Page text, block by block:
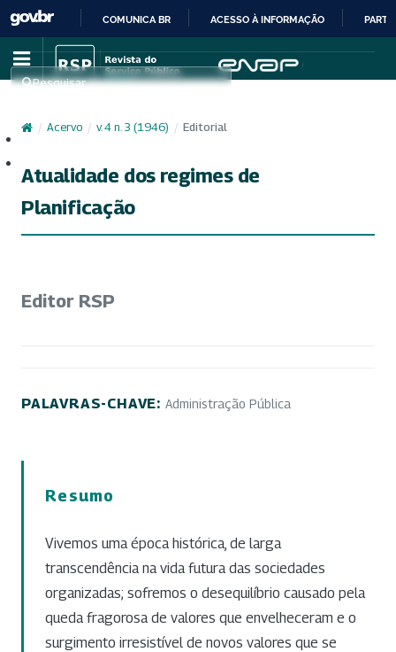
IR
PARA
CONTEÚDO
COMUNICA BR ACESSO À INFORMAÇÃO
Pesquisar
/ Acervo / v. 4 n. 3 (1946) / Editorial
Atualidade dos regimes de
Planificação
Editor RSP
PALAVRAS-CHAVE: Administração Pública
Resumo
Vivemos uma época histórica, de larga
transcendência na vida futura das sociedades
organizadas; sofremos o desequilíbrio causado pela
queda fragorosa de valores que envelheceram e o
surgimento irresistível de novos valores que se